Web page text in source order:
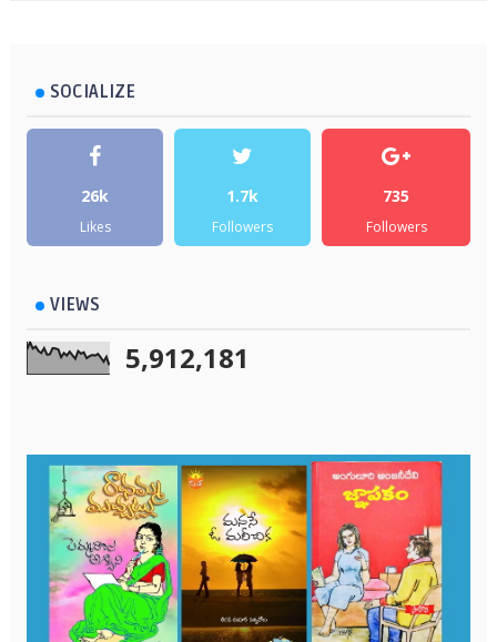
SOCIALIZE
26k
Likes
1.7k
Followers
735
Followers
VIEWS
5,912,181